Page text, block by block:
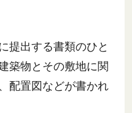
提出する書類のひと
築物とその敷地に関
配置図などが書かれ